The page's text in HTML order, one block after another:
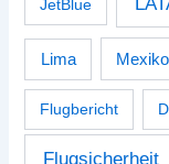
JetBlue
Lima Mexiko
Flugbericht
Flugsicherheit